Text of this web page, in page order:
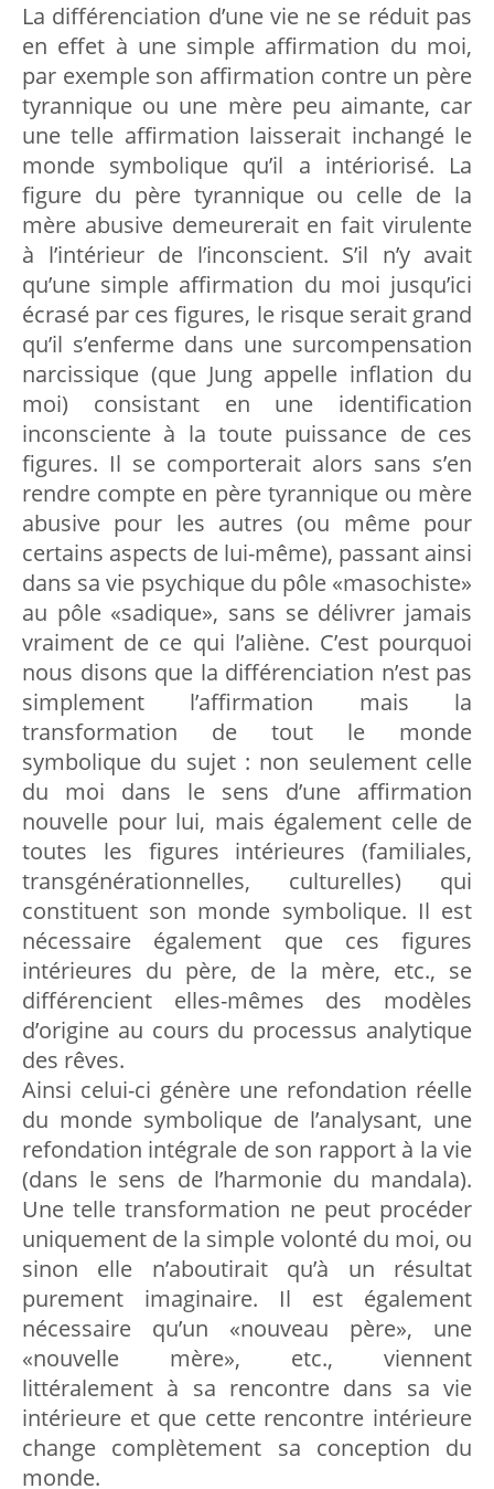
La différenciation d’une vie ne se réduit pas
en effet à une simple affirmation du moi,
par exemple son affirmation contre un père
tyrannique ou une mère peu aimante, car
une telle affirmation laisserait inchangé le
monde symbolique qu’il a intériorisé. La
figure du père tyrannique ou celle de la
mère abusive demeurerait en fait virulente
à l’intérieur de l’inconscient. S’il n’y avait
qu’une simple affirmation du moi jusqu’ici
écrasé par ces figures, le risque serait grand
qu’il s’enferme dans une surcompensation
narcissique (que Jung appelle inflation du
moi) consistant en une identification
inconsciente à la toute puissance de ces
figures. Il se comporterait alors sans s’en
rendre compte en père tyrannique ou mère
abusive pour les autres (ou même pour
certains aspects de lui-même), passant ainsi
dans sa vie psychique du pôle «masochiste»
au pôle «sadique», sans se délivrer jamais
vraiment de ce qui l’aliène. C’est pourquoi
nous disons que la différenciation n’est pas
simplement l’affirmation mais la
transformation de tout le monde
symbolique du sujet : non seulement celle
du moi dans le sens d’une affirmation
nouvelle pour lui, mais également celle de
toutes les figures intérieures (familiales,
transgénérationnelles, culturelles) qui
constituent son monde symbolique. Il est
nécessaire également que ces figures
intérieures du père, de la mère, etc., se
différencient elles-mêmes des modèles
d’origine au cours du processus analytique
des rêves.
Ainsi celui-ci génère une refondation réelle
du monde symbolique de l’analysant, une
refondation intégrale de son rapport à la vie
(dans le sens de l’harmonie du mandala).
Une telle transformation ne peut procéder
uniquement de la simple volonté du moi, ou
sinon elle n’aboutirait qu’à un résultat
purement imaginaire. Il est également
nécessaire qu’un «nouveau père», une
«nouvelle mère», etc., viennent
littéralement à sa rencontre dans sa vie
intérieure et que cette rencontre intérieure
change complètement sa conception du
monde.